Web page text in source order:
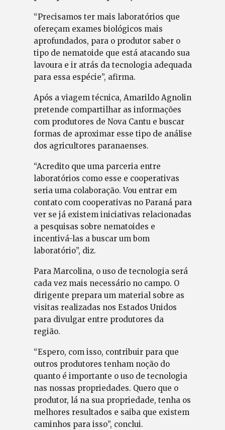
“Precisamos ter mais laboratórios que
ofereçam exames biológicos mais
aprofundados, para o produtor saber o
tipo de nematoide que está atacando sua
lavoura e ir atrás da tecnologia adequada
para essa espécie”, afirma.
Após a viagem técnica, Amarildo Agnolin
pretende compartilhar as informações
com produtores de Nova Cantu e buscar
formas de aproximar esse tipo de análise
dos agricultores paranaenses.
“Acredito que uma parceria entre
laboratórios como esse e cooperativas
seria uma colaboração. Vou entrar em
contato com cooperativas no Paraná para
ver se já existem iniciativas relacionadas
a pesquisas sobre nematoides e
incentivá-las a buscar um bom
laboratório”, diz.
Para Marcolina, o uso de tecnologia será
cada vez mais necessário no campo. O
dirigente prepara um material sobre as
visitas realizadas nos Estados Unidos
para divulgar entre produtores da
região.
“Espero, com isso, contribuir para que
outros produtores tenham noção do
quanto é importante o uso de tecnologia
nas nossas propriedades. Quero que o
produtor, lá na sua propriedade, tenha os
melhores resultados e saiba que existem
caminhos para isso”, conclui.